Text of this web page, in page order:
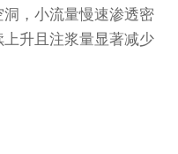
，小流量慢速渗透密
升且注浆量显著减少